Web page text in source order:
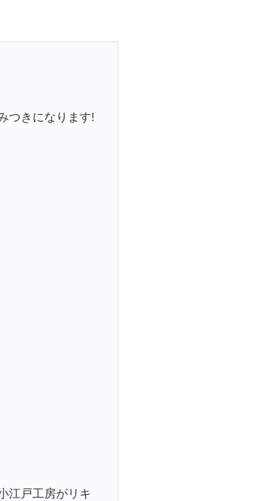
つきになります!
江戸工房がリキ